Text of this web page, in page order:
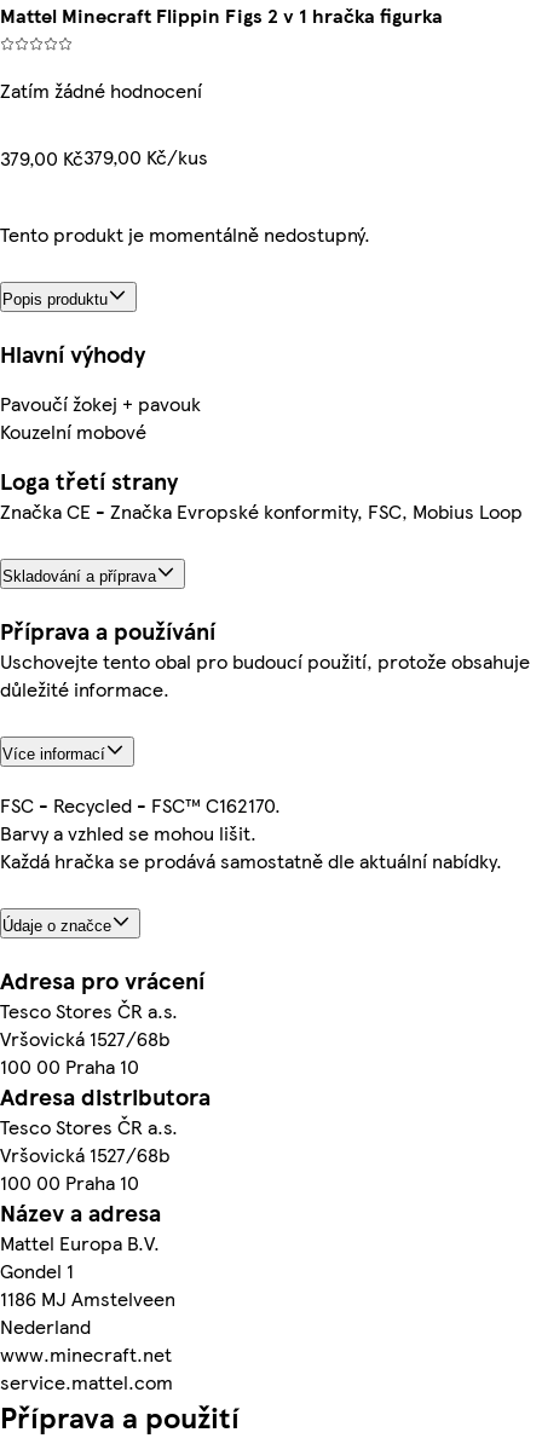
Mattel Minecraft Flippin Figs 2 v 1 hračka figurka
Zatím žádné hodnocení
379,00 Kč379,00 Kč/kus
Tento produkt je momentálně nedostupný.
Popis produktu
Hlavní výhody
Pavoučí žokej + pavouk
Kouzelní mobové
Loga třetí strany
Značka CE - Značka Evropské konformity, FSC, Mobius Loop
Skladování a příprava
Příprava a používání
Uschovejte tento obal pro budoucí použití, protože obsahuje
důležité informace.
Více informací
FSC - Recycled - FSC™ C162170.
Barvy a vzhled se mohou lišit.
Každá hračka se prodává samostatně dle aktuální nabídky.
Údaje o značce
Adresa pro vrácení
Tesco Stores ČR a.s.
Vršovická 1527/68b
100 00 Praha 10
Adresa distributora
Tesco Stores ČR a.s.
Vršovická 1527/68b
100 00 Praha 10
Název a adresa
Mattel Europa B.V.
Gondel 1
1186 MJ Amstelveen
Nederland
www.minecraft.net
service.mattel.com
Příprava a použití